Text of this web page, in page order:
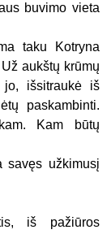
buvimo vieta
taku Kotryna
aukštų krūmų
jo, išsitraukė iš
paskambinti.
Kam būtų
savęs užkimusį
iš pažiūros